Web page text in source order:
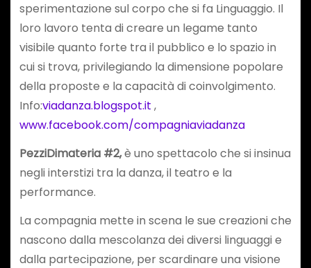
sperimentazione sul corpo che si fa Linguaggio. Il
loro lavoro tenta di creare un legame tanto
visibile quanto forte tra il pubblico e lo spazio in
cui si trova, privilegiando la dimensione popolare
della proposte e la capacità di coinvolgimento.
Info:viadanza.blogspot.it ,
www.facebook.com/compagniaviadanza
PezziDimateria #2,è uno spettacolo che si insinua
negli interstizi tra la danza, il teatro e la
performance.
La compagnia mette in scena le sue creazioni che
nascono dalla mescolanza dei diversi linguaggi e
dalla partecipazione, per scardinare una visione